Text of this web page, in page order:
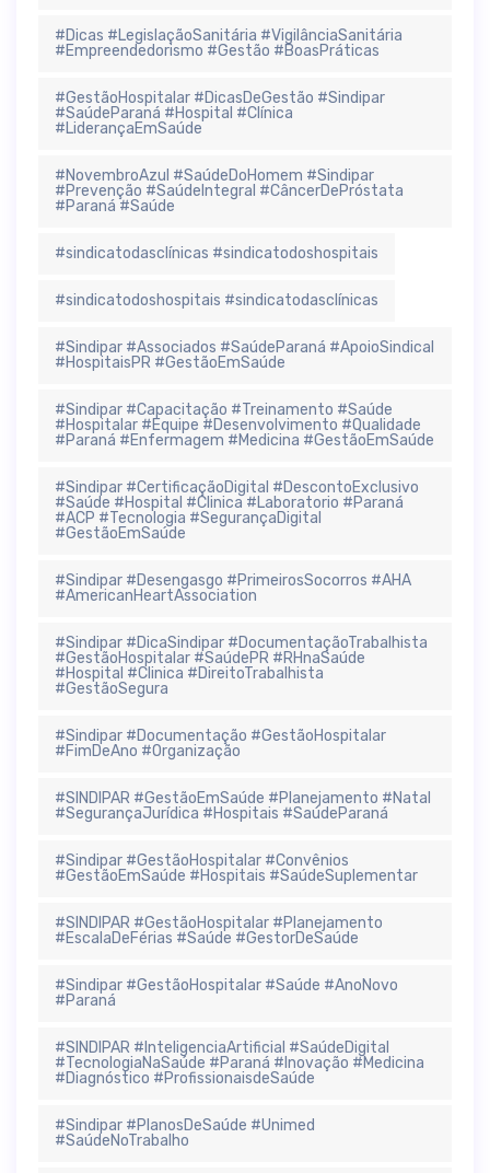
#Dicas #LegislaçãoSanitária #VigilânciaSanitária
#Empreendedorismo #Gestão #BoasPráticas
#GestãoHospitalar #DicasDeGestão #Sindipar
#SaúdeParaná #Hospital #Clínica
#LiderançaEmSaúde
#NovembroAzul #SaúdeDoHomem #Sindipar
#Prevenção #SaúdeIntegral #CâncerDePróstata
#Paraná #Saúde
#sindicatodasclínicas #sindicatodoshospitais
#sindicatodoshospitais #sindicatodasclínicas
#Sindipar #Associados #SaúdeParaná #ApoioSindical
#HospitaisPR #GestãoEmSaúde
#Sindipar #Capacitação #Treinamento #Saúde
#Hospitalar #Equipe #Desenvolvimento #Qualidade
#Paraná #Enfermagem #Medicina #GestãoEmSaúde
#Sindipar #CertificaçãoDigital #DescontoExclusivo
#Saúde #Hospital #Clinica #Laboratorio #Paraná
#ACP #Tecnologia #SegurançaDigital
#GestãoEmSaúde
#Sindipar #Desengasgo #PrimeirosSocorros #AHA
#AmericanHeartAssociation
#Sindipar #DicaSindipar #DocumentaçãoTrabalhista
#GestãoHospitalar #SaúdePR #RHnaSaúde
#Hospital #Clinica #DireitoTrabalhista
#GestãoSegura
#Sindipar #Documentação #GestãoHospitalar
#FimDeAno #Organização
#SINDIPAR #GestãoEmSaúde #Planejamento #Natal
#SegurançaJurídica #Hospitais #SaúdeParaná
#Sindipar #GestãoHospitalar #Convênios
#GestãoEmSaúde #Hospitais #SaúdeSuplementar
#SINDIPAR #GestãoHospitalar #Planejamento
#EscalaDeFérias #Saúde #GestorDeSaúde
#Sindipar #GestãoHospitalar #Saúde #AnoNovo
#Paraná
#SINDIPAR #InteligenciaArtificial #SaúdeDigital
#TecnologiaNaSaúde #Paraná #Inovação #Medicina
#Diagnóstico #ProfissionaisdeSaúde
#Sindipar #PlanosDeSaúde #Unimed
#SaúdeNoTrabalho